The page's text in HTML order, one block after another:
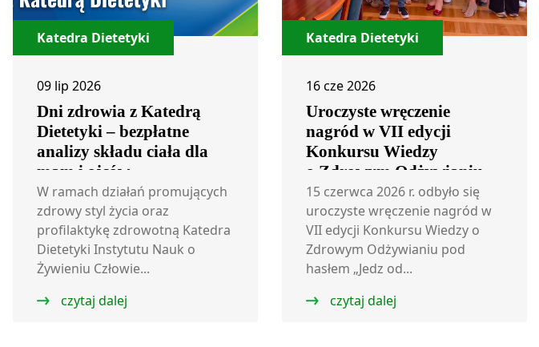
Katedra Dietetyki
09 lip 2026
Dni zdrowia z Katedrą
Dietetyki – bezpłatne
analizy składu ciała dla
mam i ojców
W ramach działań promujących
zdrowy styl życia oraz
profilaktykę zdrowotną Katedra
Dietetyki Instytutu Nauk o
Żywieniu Człowie...
czytaj dalej
Katedra Dietetyki
16 cze 2026
Uroczyste wręczenie
nagród w VII edycji
Konkursu Wiedzy
o Zdrowym Odżywianiu
„Jedz odpowiedzialnie –
zdrowie człowieka, zdrowie
planety”
15 czerwca 2026 r. odbyło się
uroczyste wręczenie nagród w
VII edycji Konkursu Wiedzy o
Zdrowym Odżywianiu pod
hasłem „Jedz od...
czytaj dalej